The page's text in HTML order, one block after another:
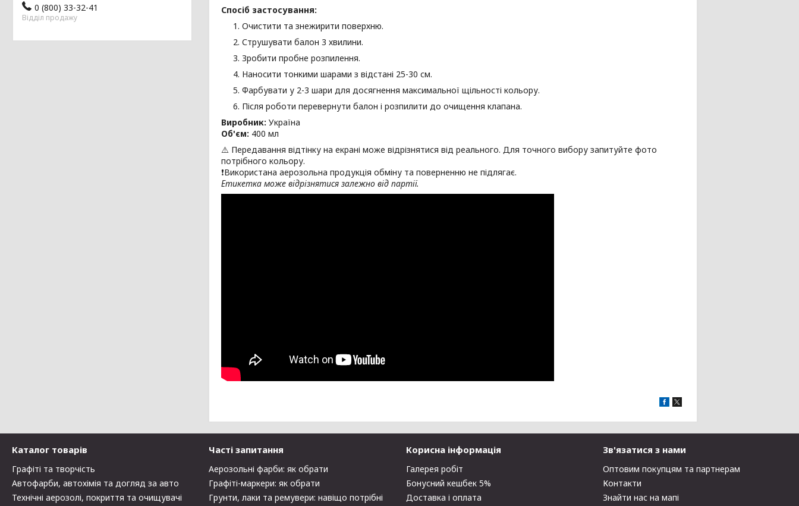
Спосіб застосування:
Очистити та знежирити поверхню.
Струшувати балон 3 хвилини.
Зробити пробне розпилення.
Наносити тонкими шарами з відстані 25-30 см.
Фарбувати у 2-3 шари для досягнення максимальної щільності кольору.
Після роботи перевернути балон і розпилити до очищення клапана.
Виробник: Україна
Об'єм: 400 мл
⚠️ Передавання відтінку на екрані може відрізнятися від реального. Для точного вибору запитуйте фото
потрібного кольору.
❗Використана аерозольна продукція обміну та поверненню не підлягає.
Етикетка може відрізнятися залежно від партії.
0 (800) 33-32-41
Відділ продажу
Каталог товарів
Графіті та творчість
Автофарби, автохімія та догляд за авто
Технічні аерозолі, покриття та очищувачі
Часті запитання
Аерозольні фарби: як обрати
Графіті-маркери: як обрати
Грунти, лаки та ремувери: навіщо потрібні
Корисна інформація
Галерея робіт
Бонусний кешбек 5%
Доставка і оплата
Зв'язатися з нами
Оптовим покупцям та партнерам
Контакти
Знайти нас на мапі